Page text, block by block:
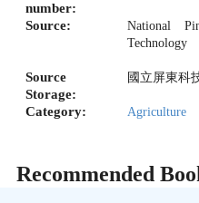
number:
Source:
National
Technology
Source
Storage:
國立屏東科
Category: Agriculture
Recommended